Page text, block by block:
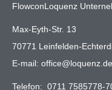
FlowconLoquenz
Max-Eyth-Str. 13
70771 Leinfelden-
E-mail: office@loquenz.de
Telefon: 0711 7585778-